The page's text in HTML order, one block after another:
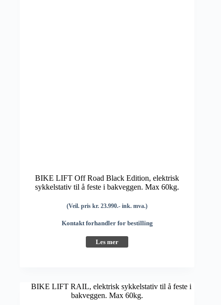
BIKE LIFT Off Road Black Edition, elektrisk
sykkelstativ til å feste i bakveggen. Max 60kg.
(Veil. pris kr. 23.990.- ink. mva.)
Kontakt forhandler for bestilling
Les mer